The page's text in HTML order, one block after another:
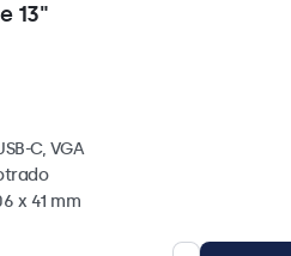
13"
C, VGA
x 41 mm